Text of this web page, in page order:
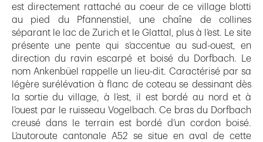
est directement rattaché au coeur de ce village blotti
au pied du Pfannenstiel, une chaîne de collines
séparant le lac de Zurich et le Glattal, plus à l’est. Le site
présente une pente qui s’accentue au sud-ouest, en
direction du ravin escarpé et boisé du Dorfbach. Le
nom Ankenbüel rappelle un lieu-dit. Caractérisé par sa
légère surélévation à flanc de coteau se dessinant dès
la sortie du village, à l’est, il est bordé au nord et à
l’ouest par le ruisseau Vogelbach. Ce bras du Dorfbach
creusé dans le terrain est bordé d’un cordon boisé.
L’autoroute cantonale A52 se situe en aval de cette